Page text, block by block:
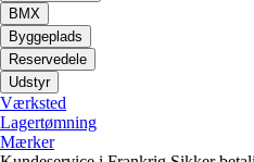
BMX
Byggeplads
Reservedele
Udstyr
Værksted
Lagertømning
Mærker